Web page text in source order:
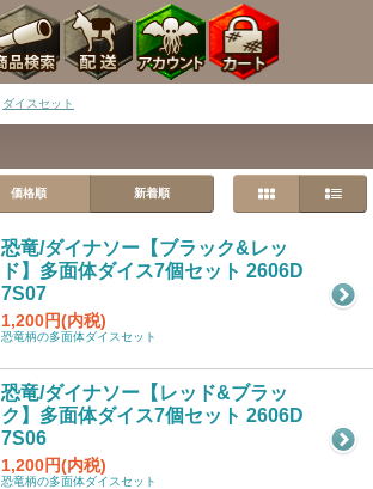
ダイスセット
価格順 新着順
恐竜/ダイナソー【ブラック&レッ
ド】多面体ダイス7個セット 2606D
7S07
1,200円(内税)
恐竜柄の多面体ダイスセット
恐竜/ダイナソー【レッド&ブラッ
ク】多面体ダイス7個セット 2606D
7S06
1,200円(内税)
恐竜柄の多面体ダイスセット